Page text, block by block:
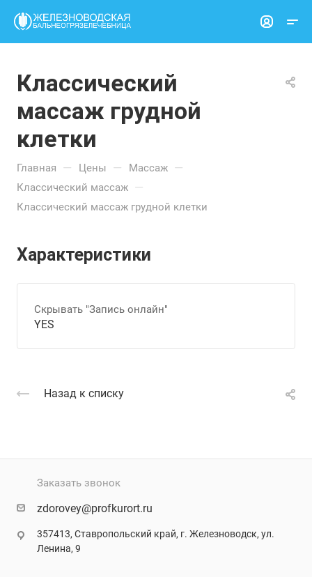
Классический
массаж грудной
клетки
Главная — Цены — Массаж —
Классический массаж —
Классический массаж грудной клетки
Характеристики
Скрывать "Запись онлайн"
YES
Назад к списку
Заказать звонок
zdorovey@profkurort.ru
357413, Ставропольский край, г. Железноводск, ул.
Ленина, 9